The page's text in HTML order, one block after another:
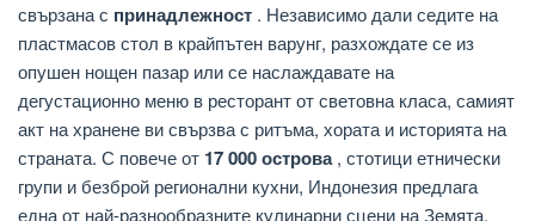
свързана с принадлежност . Независимо дали седите на
пластмасов стол в крайпътен варунг, разхождате се из
опушен нощен пазар или се наслаждавате на
дегустационно меню в ресторант от световна класа, самият
акт на хранене ви свързва с ритъма, хората и историята на
страната. С повече от 17 000 острова, стотици етнически
групи и безброй регионални кухни, Индонезия предлага
една от най-разнообразните кулинарни сцени на Земята.